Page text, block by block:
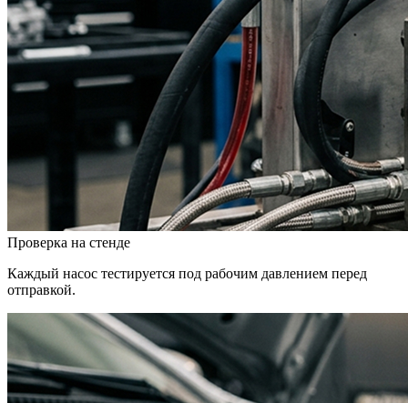
Проверка на стенде
Каждый насос тестируется под рабочим давлением перед
отправкой.